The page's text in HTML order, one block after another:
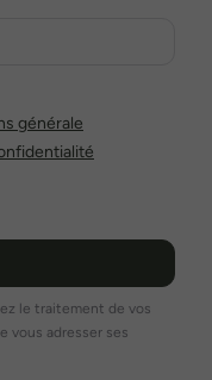
générale
le traitement de vos
vous adresser ses